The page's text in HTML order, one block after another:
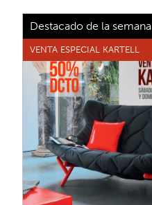
Destacado de la semana
VENTA ESPECIAL KARTELL